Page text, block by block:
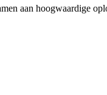
aan hoogwaardige